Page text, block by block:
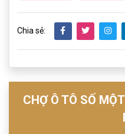
Chia sẻ:
CHỢ Ô TÔ SỐ